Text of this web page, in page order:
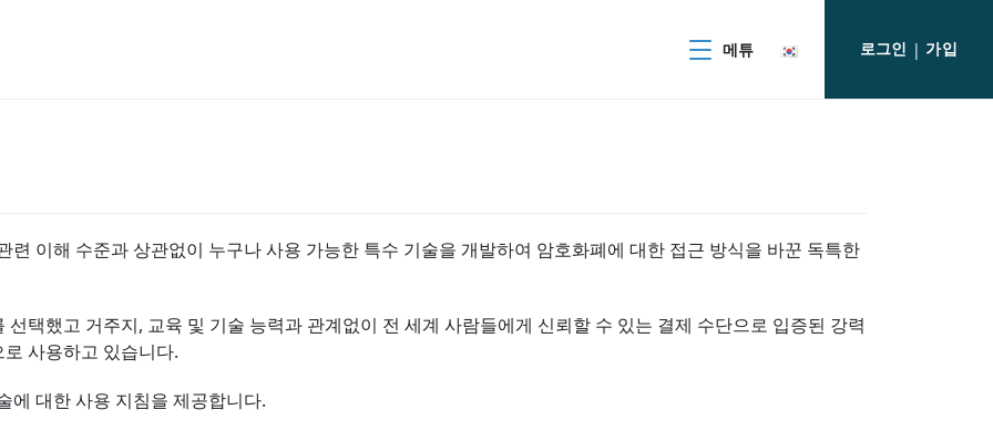
메튜 로그인 | 가입
이해 수준과 상관없이 누구나 사용 가능한 특수 기술을 개발하여 암호화폐에 대한 접근 방식을 바꾼 독특한
택했고 거주지, 교육 및 기술 능력과 관계없이 전 세계 사람들에게 신뢰할 수 있는 결제 수단으로 입증된 강력
사용하고 있습니다.
에 대한 사용 지침을 제공합니다.